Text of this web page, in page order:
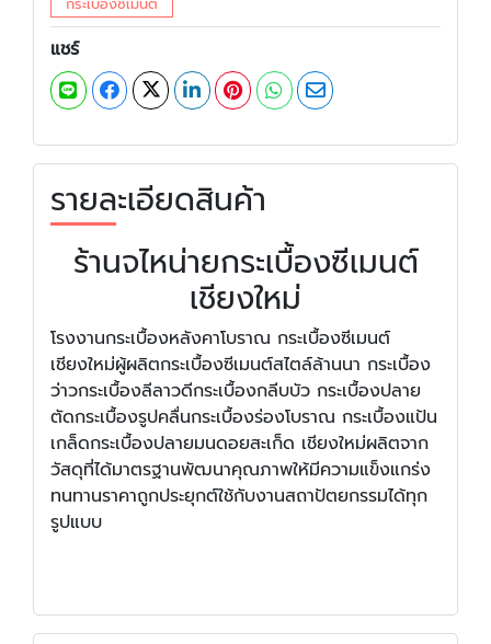
แชร์
รายละเอียดสินค้า
ร้านจไหน่ายกระเบื้องซีเมนต์
เชียงใหม่
โรงงานกระเบื้องหลังคาโบราณ กระเบื้องซีเมนต์
เชียงใหม่ผู้ผลิตกระเบื้องซีเมนต์สไตล์ล้านนา กระเบื้อง
ว่าวกระเบื้องลีลาวดีกระเบื้องกลีบบัว กระเบื้องปลาย
ตัดกระเบื้องรูปคลื่นกระเบื้องร่องโบราณ กระเบื้องแป้น
เกล็ดกระเบื้องปลายมนดอยสะเก็ด เชียงใหม่ผลิตจาก
วัสดุที่ได้มาตรฐานพัฒนาคุณภาพให้มีความแข็งแกร่ง
ทนทานราคาถูกประยุกต์ใช้กับงานสถาปัตยกรรมได้ทุก
รูปแบบ